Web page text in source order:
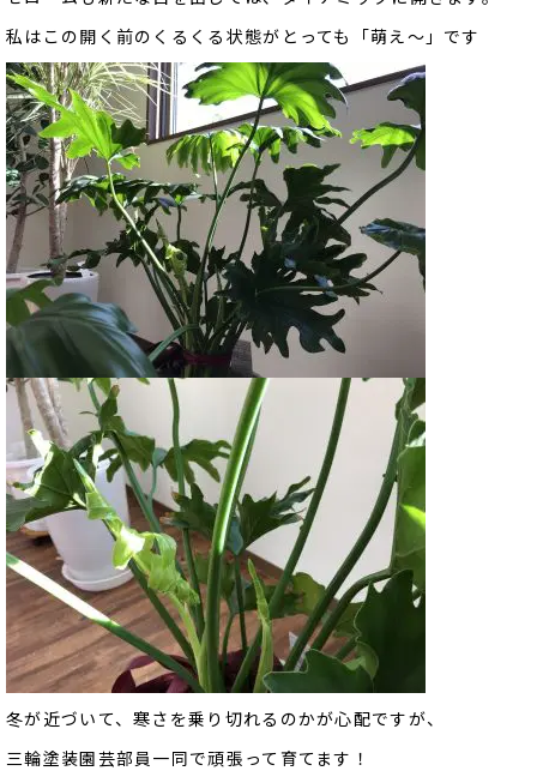
私はこの開く前のくるくる状態がとっても「萌え～」です
冬が近づいて、寒さを乗り切れるのかが心配ですが、
三輪塗装園芸部員一同で頑張って育てます！